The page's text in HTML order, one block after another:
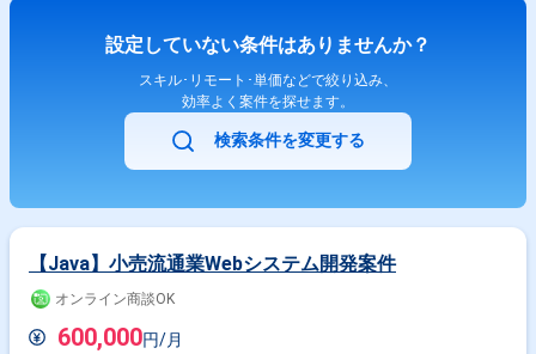
設定していない条件はありませんか？
スキル･リモート･単価などで絞り込み、
効率よく案件を探せます。
検索条件を変更する
【Java】小売流通業Webシステム開発案件
オンライン商談OK
600,000円/月